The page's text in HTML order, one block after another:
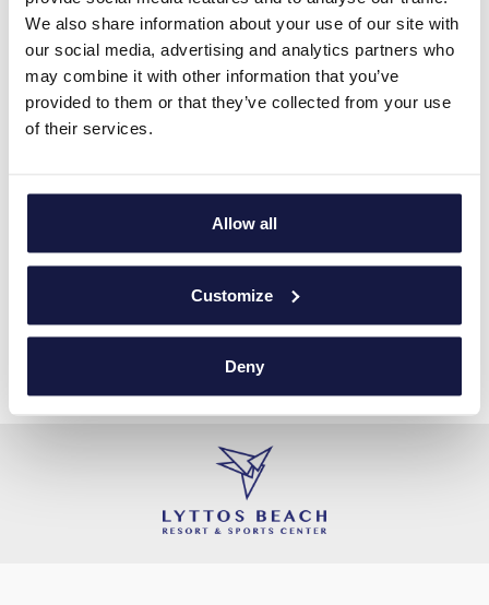
We also share information about your use of our site with
our social media, advertising and analytics partners who
may combine it with other information that you’ve
provided to them or that they’ve collected from your use
of their services.
Allow all
Customize
Deny